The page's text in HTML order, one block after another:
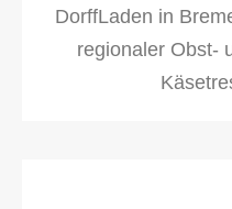
DorffLaden in
regionaler Obst-